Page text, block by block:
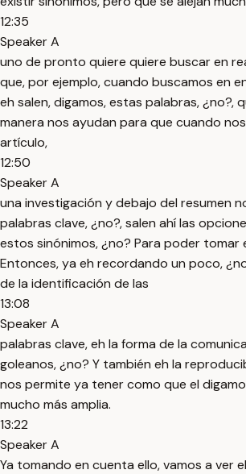
12:35
Speaker A
uno de pronto quiere quiere buscar en
que, por ejemplo, cuando buscamos en
eh salen, digamos, estas palabras, ¿no?,
manera nos ayudan para que cuando
artículo,
12:50
Speaker A
una investigación y debajo del resumen
palabras clave, ¿no?, salen ahí las
estos sinónimos, ¿no? Para poder tomar
Entonces, ya eh recordando un poco,
de la identificación de las
13:08
Speaker A
palabras clave, eh la forma de la
goleanos, ¿no? Y también eh la
nos permite ya tener como que el
mucho más amplia.
13:22
Speaker A
Ya tomando en cuenta ello, vamos a ver